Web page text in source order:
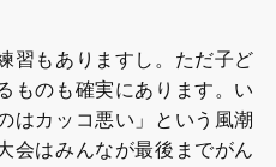
習もありますし。ただ子ど
ものも確実にあります。い
はカッコ悪い」という風潮
会はみんなが最後までがん